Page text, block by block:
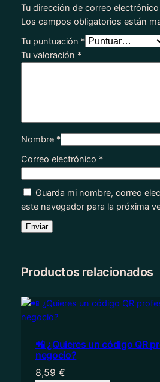
Tu dirección de correo
Los campos obligatorios están
Tu puntuación *
Tu valoración *
Nombre *
Correo electrónico *
Guarda mi nombre, correo
este navegador para la próxima
Productos relacionados
📲 ¿Quieres un código QR
negocio?
8,59 €